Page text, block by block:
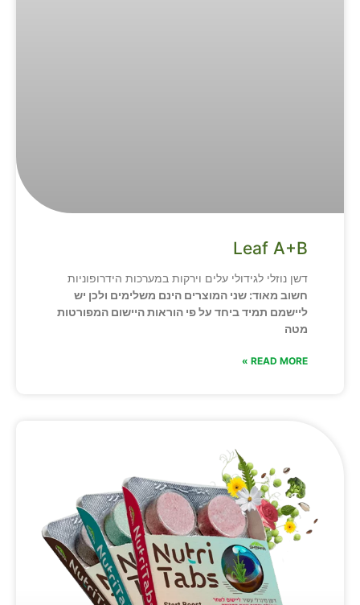
Leaf A+B
דשן נוזלי לגידולי עלים וירקות במערכות הידרופוניות
חשוב מאוד: שני המוצרים הינם משלימים ולכן יש
ליישמם תמיד ביחד על פי הוראות היישום המפורטות
מטה
READ MORE »